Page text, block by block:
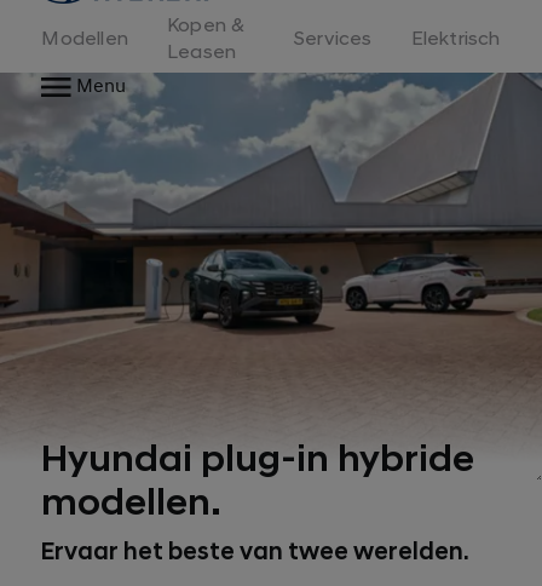
Modellen
Kopen &
Leasen
Services
Elektrisch
Menu
Hyundai plug-in hybride
modellen.
Ervaar het beste van twee werelden.